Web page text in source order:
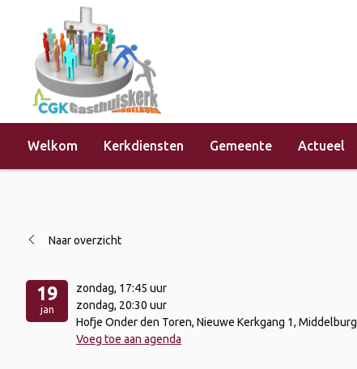
Welkom Kerkdiensten Gemeente Actueel
Home »Evenementen »Follow
Naar overzicht
19
jan
zondag, 17:45 uur
zondag, 20:30 uur
Hofje Onder den Toren, Nieuwe Kerkgang 1, Middelburg
Voeg toe aan agenda